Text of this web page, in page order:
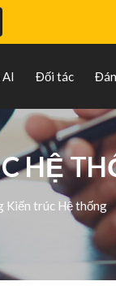
Đối tác
HỆ
Kiến trúc Hệ thống